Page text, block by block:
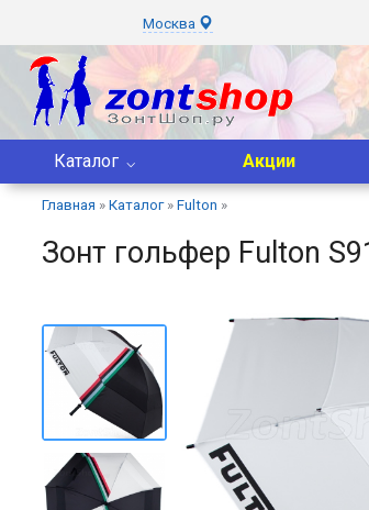
Москва
Каталог Акции
Главная » Каталог» Fulton »
Зонт гольфер Fulton